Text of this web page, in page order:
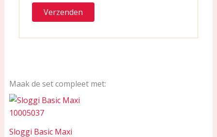
Maak de set compleet met:
Sloggi Basic Maxi